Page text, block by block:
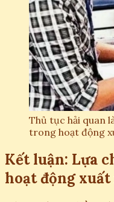
Thủ tục hải quan
trong hoạt động
Kết luận: Lựa
hoạt động